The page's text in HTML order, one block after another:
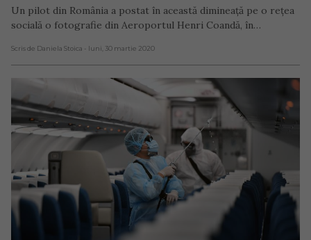
Un pilot din România a postat în această dimineață pe o rețea
socială o fotografie din Aeroportul Henri Coandă, în…
Scris de Daniela Stoica - luni, 30 martie 2020